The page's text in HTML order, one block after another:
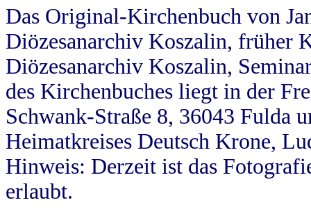
Das Original-Kirchenbuch von
Diözesanarchiv Koszalin, früher
Diözesanarchiv Koszalin,
des Kirchenbuches liegt in der
Schwank-Straße 8, 36043 Fulda
Heimatkreises Deutsch Krone,
Hinweis: Derzeit ist das
erlaubt.